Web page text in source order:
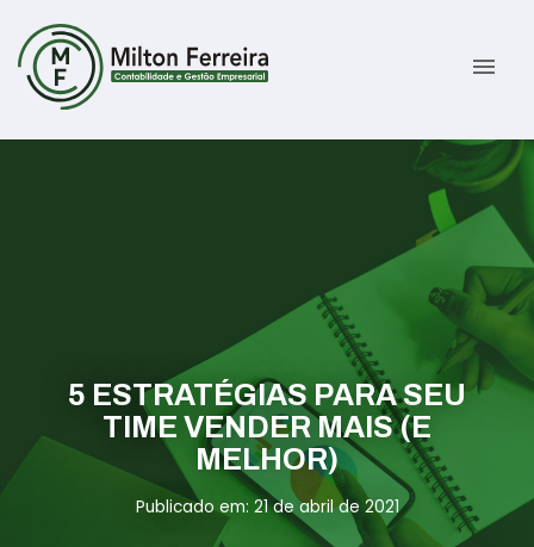
menu
Gestão Tributária e Fiscal
Previdenciária Trabalhista
Abertura de Empresas
Assessoria jurídica
Informativos
Contato
ÁREA DO CLIENTE
5 ESTRATÉGIAS PARA SEU
TIME VENDER MAIS (E
MELHOR)
Publicado em: 21 de abril de 2021